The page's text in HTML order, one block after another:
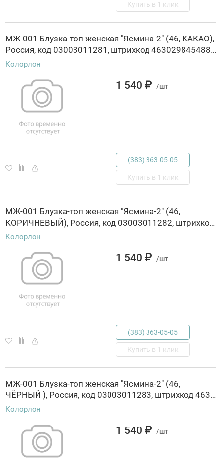
Купить в 1 клик
МЖ-001 Блузка-топ женская "Ясмина-2" (46, КАКАО),
Россия, код 03003011281, штрихкод 463029845488, артикул МЖ-001
Колорлон
1 540 /шт
(383) 363-05-05
Купить в 1 клик
МЖ-001 Блузка-топ женская "Ясмина-2" (46,
КОРИЧНЕВЫЙ), Россия, код 03003011282, штрихкод 463029845494, артикул МЖ-001
Колорлон
1 540 /шт
(383) 363-05-05
Купить в 1 клик
МЖ-001 Блузка-топ женская "Ясмина-2" (46,
ЧЁРНЫЙ ), Россия, код 03003011283, штрихкод 463029845500, артикул МЖ-001
Колорлон
1 540 /шт